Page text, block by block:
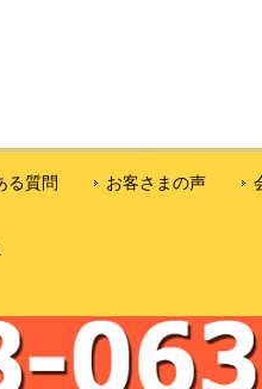
る質問 お客さまの声